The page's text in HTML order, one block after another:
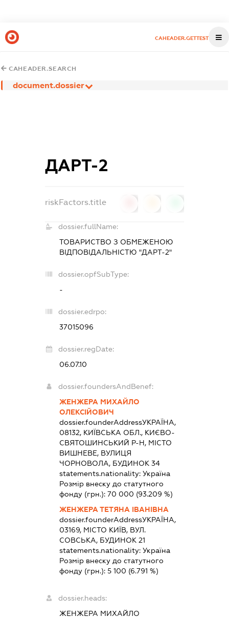
CAHEADER.GETTEST
CAHEADER.SEARCH
document.dossier
ДАРТ-2
riskFactors.title
dossier.fullName:
ТОВАРИСТВО З ОБМЕЖЕНОЮ
ВІДПОВІДАЛЬНІСТЮ "ДАРТ-2"
dossier.opfSubType:
-
dossier.edrpo:
37015096
dossier.regDate:
06.07.10
dossier.foundersAndBenef:
ЖЕНЖЕРА МИХАЙЛО
ОЛЕКСІЙОВИЧ
dossier.founderAddressУКРАЇНА,
08132, КИЇВСЬКА ОБЛ., КИЄВО-
СВЯТОШИНСЬКИЙ Р-Н, МІСТО
ВИШНЕВЕ, ВУЛИЦЯ
ЧОРНОВОЛА, БУДИНОК 34
statements.nationality: Україна
Розмір внеску до статутного
фонду (грн.): 70 000 (93.209 %)
ЖЕНЖЕРА ТЕТЯНА ІВАНІВНА
dossier.founderAddressУКРАЇНА,
03169, МІСТО КИЇВ, ВУЛ.
СОВСЬКА, БУДИНОК 21
statements.nationality: Україна
Розмір внеску до статутного
фонду (грн.): 5 100 (6.791 %)
dossier.heads:
ЖЕНЖЕРА МИХАЙЛО